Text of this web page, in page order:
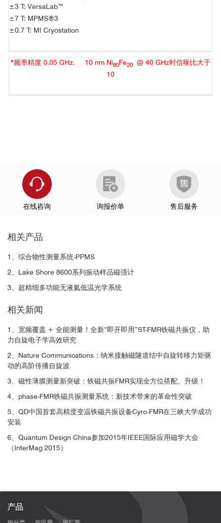
±3 T: VersaLab™
±7 T: MPMS®3
±0.7 T: MI Cryostation
*频率精度 0.05 GHz. 10 nm Ni80Fe20 @ 40 GHz时信噪比大于
10
参考文献
Ni Fe
[4]
在线咨询 询报价单 售后服务
相关产品
1、综合物性测量系统-PPMS
2、Lake Shore 8600系列振动样品磁强计
3、超精细多功能无液氦低温光学系统
相关新闻
1、宽频覆盖 + 全能测量！全新“即开即用”ST-FMR铁磁共振仪，助
力自旋电子学高效研究
2、Nature Communications：纳米接触磁隧道结中自旋转移力矩驱
动的高阶传播自旋波
3、磁性薄膜测量新突破：铁磁共振FMR实现全方位搭配、升级！
4、phase-FMR铁磁共振测量系统：新技术带来的革命性突破
5、QD中国首套高精度变温铁磁共振设备Cyro-FMR在三峡大学成功
安装
6、Quantum Design China参加2015年IEEE国际应用磁学大会
（InterMag 2015）
产品